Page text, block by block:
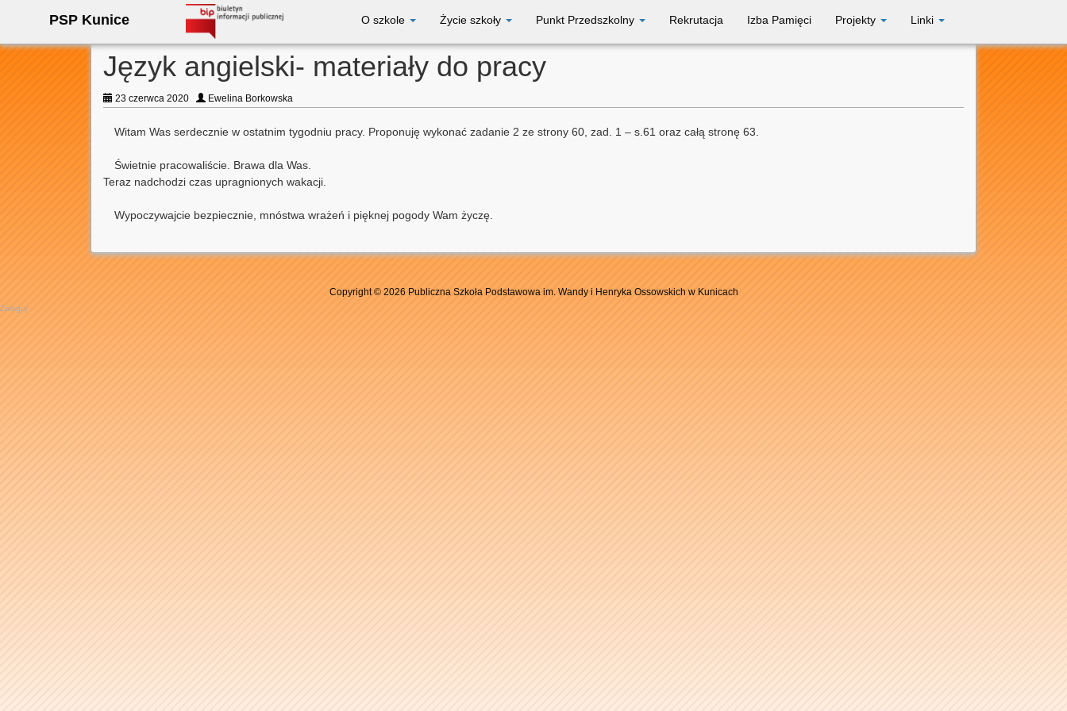
PSP Kunice O szkole Życie szkoły Punkt Przedszkolny Rekrutacja Izba Pamięci Projekty Linki
Język angielski- materiały do pracy
23 czerwca 2020 Ewelina Borkowska
Witam Was serdecznie w ostatnim tygodniu pracy. Proponuję wykonać zadanie 2 ze strony 60, zad. 1 – s.61 oraz całą stronę 63.
Świetnie pracowaliście. Brawa dla Was.
Teraz nadchodzi czas upragnionych wakacji.
Wypoczywajcie bezpiecznie, mnóstwa wrażeń i pięknej pogody Wam życzę.
Copyright © 2026 Publiczna Szkoła Podstawowa im. Wandy i Henryka Ossowskich w Kunicach
Zaloguj